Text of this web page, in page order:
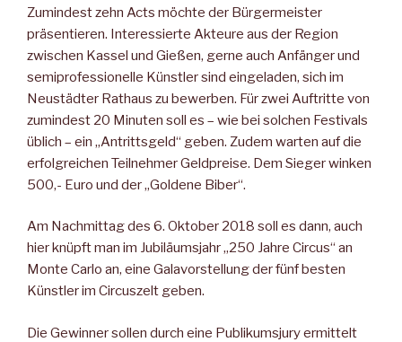
Zumindest zehn Acts möchte der Bürgermeister
präsentieren. Interessierte Ak­teure aus der Region
zwischen Kassel und Gießen, gerne auch An­fänger und
semiprofessionelle Künstler sind eingeladen, sich im
Neu­städter Rathaus zu bewerben. Für zwei Auftritte von
zumindest 20 Minuten soll es – wie bei solchen Festivals
üblich – ein „Antrittsgeld“ geben. Zudem warten auf die
erfolgreichen Teilnehmer Geldpreise. Dem Sieger winken
500,- Euro und der „Goldene Biber“.
Am Nachmittag des 6. Oktober 2018 soll es dann, auch
hier knüpft man im Jubiläumsjahr „250 Jahre Circus“ an
Monte Carlo an, eine Galavorstellung der fünf besten
Künstler im Circuszelt geben.
Die Gewinner sollen durch eine Publikumsjury ermittelt